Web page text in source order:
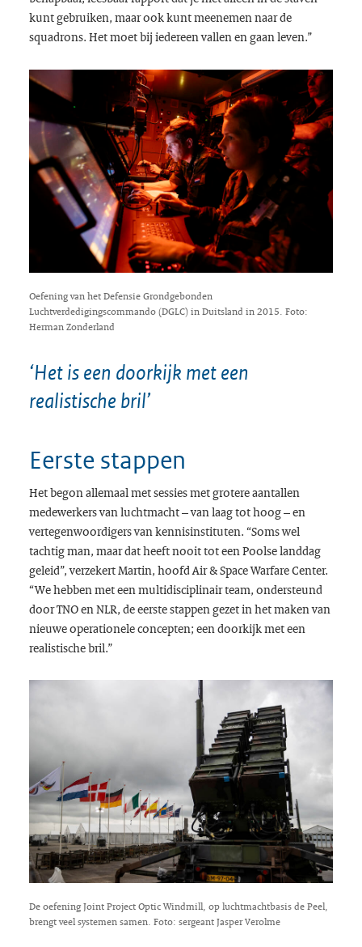
kunt gebruiken, maar ook kunt meenemen naar de
squadrons. Het moet bij iedereen vallen en gaan leven.”
Oefening van het Defensie Grondgebonden
Luchtverdedigingscommando (DGLC) in Duitsland in 2015. Foto:
Herman Zonderland
‘Het is een doorkijk met een
realistische bril’
Eerste stappen
Het begon allemaal met sessies met grotere aantallen
medewerkers van luchtmacht – van laag tot hoog – en
vertegenwoordigers van kennisinstituten. “Soms wel
tachtig man, maar dat heeft nooit tot een Poolse landdag
geleid”, verzekert Martin, hoofd Air & Space Warfare Center.
“We hebben met een multidisciplinair team, ondersteund
door TNO en NLR, de eerste stappen gezet in het maken van
nieuwe operationele concepten; een doorkijk met een
realistische bril.”
De oefening Joint Project Optic Windmill, op luchtmachtbasis de Peel,
brengt veel systemen samen. Foto: sergeant Jasper Verolme